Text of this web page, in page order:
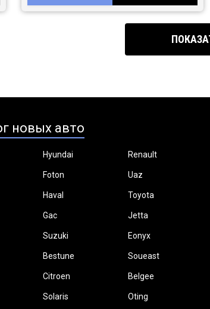
новых авто
Hyundai Renault
Foton Uaz
Haval Toyota
Gac Jetta
Suzuki Eonyx
Bestune Soueast
Citroen Belgee
Solaris Oting